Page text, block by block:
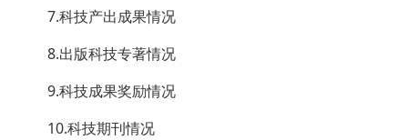
7.科技产出成果情况
8.出版科技专著情况
9.科技成果奖励情况
10.科技期刊情况